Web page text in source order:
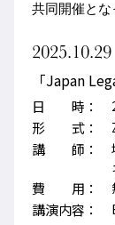
共同開催とな
2025.10.29
「Japan
日 時：
形 式：
講 師：
費 用：
講演内容：